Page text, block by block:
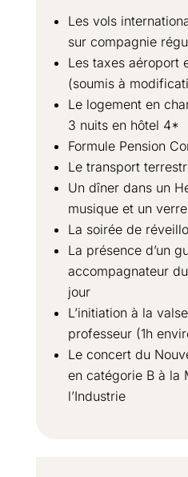
Les vols
sur compagnie
Les taxes aéroport
(soumis à
Le logement en
3 nuits en hôtel 4*
Formule Pension
Le transport
Un dîner dans un
musique et un
La soirée de
La présence d’un
accompagnateur
jour
L’initiation à la
professeur (1h
Le concert du
en catégorie B à la
l’Industrie